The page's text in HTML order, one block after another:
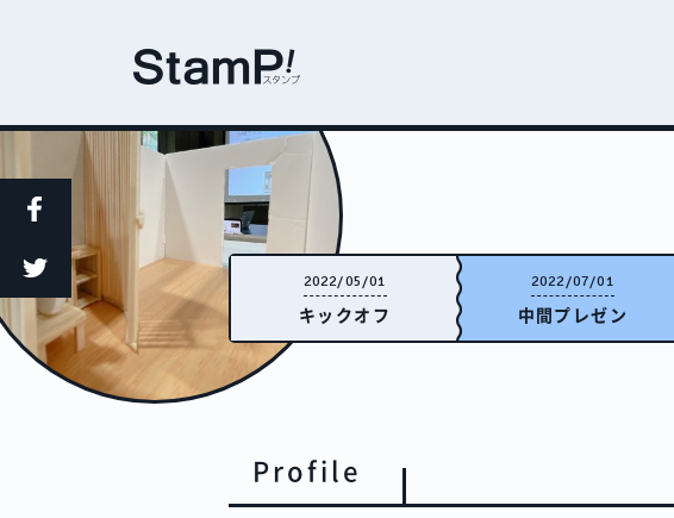
2022/05/01
キックオフ
2022/07/01
中間プレゼン
Profile